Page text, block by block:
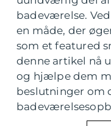
badeværelse.
en måde, der
som et featured
denne artikel nå
og hjælpe dem
beslutninger om